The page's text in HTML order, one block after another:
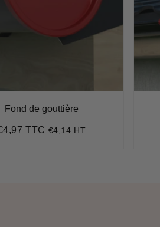
Fond de gouttière
TTC €4,97
€4,14 HT